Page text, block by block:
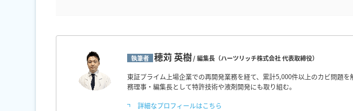
執筆者 穂苅 英樹/ 編集長（ハーツリッチ株式会社 代表取締役）
東証プライム上場企業での再開発業務を経て、累計5,000件以上のカビ問題を
務理事・編集長として特許技術や液剤開発にも取り組む。
詳細なプロフィールはこちら